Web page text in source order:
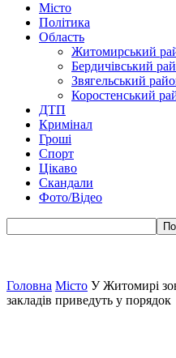
Місто
Політика
Область
Житомирський
Бердичівський
Звягельський
Коростенський
ДТП
Кримінал
Гроші
Спорт
Цікаво
Скандали
Фото/Відео
Головна Місто У Житомирі
закладів приведуть у порядок